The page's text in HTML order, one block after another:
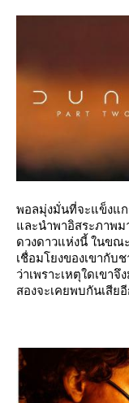
พอลมุ่งมั่นที่จะแข็งแก
ละนำพาอิสระภาพม
ดวงดาวแห่งนี้ ในขณ
เชื่อมโยงของเขากับ
ว่าเพราะเหตุใดเขา
สองจะเคยพบกันเสีย